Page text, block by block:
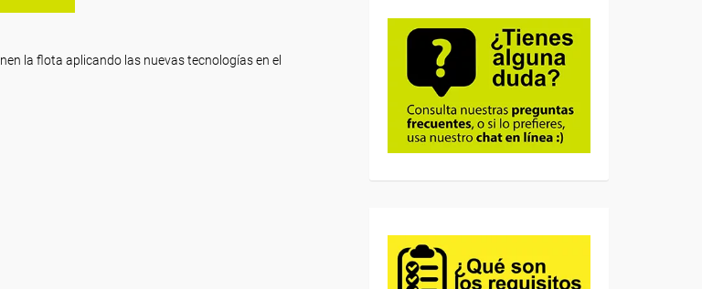
la flota aplicando las nuevas tecnologías en el